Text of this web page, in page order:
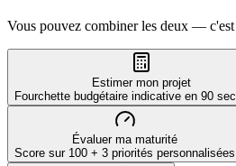
Vous pouvez combiner les deux —
Estimer mon projet
Fourchette budgétaire indicative en 90
Évaluer ma maturité
Score sur 100 + 3 priorités personnalisées